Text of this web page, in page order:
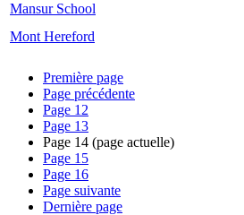
Mansur School
Mont Hereford
Première page
Page précédente
Page 12
Page 13
Page 14 (page actuelle)
Page 15
Page 16
Page suivante
Dernière page